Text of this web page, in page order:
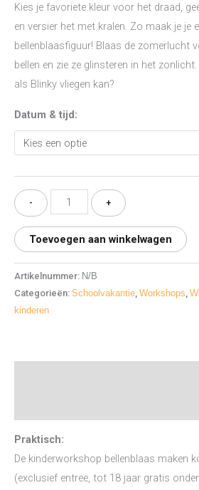
Kies je favoriete kleur voor het draad,
en versier het met kralen. Zo maak je je
bellenblaasfiguur! Blaas de zomerlucht
bellen en zie ze glinsteren in het
als Blinky vliegen kan?
Datum & tijd:
- +
Toevoegen aan winkelwagen
Artikelnummer: N/B
Categorieën: Schoolvakantie, Workshops,
kinderen
Praktisch:
De kinderworkshop bellenblaas maken
(exclusief entree, tot 18 jaar gratis